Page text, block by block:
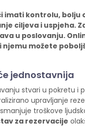
imati kontrolu,
ciljeva i uspjeha.
u poslovanju.
njemu možete
jednostavnija
stvari u pokretu i
upravljanje
troškove
za rezervacije